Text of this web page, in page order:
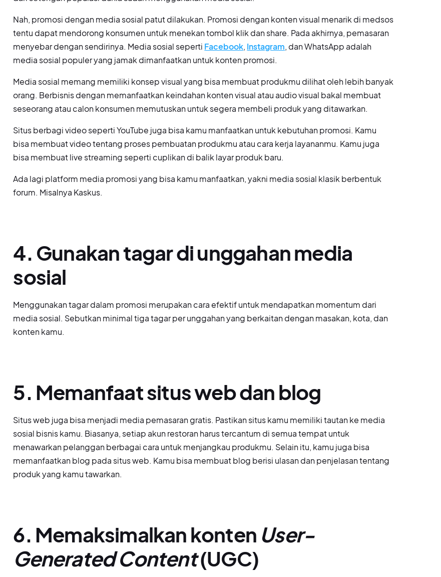
Nah, promosi dengan media sosial patut dilakukan. Promosi dengan konten visual menarik di medsos
tentu dapat mendorong konsumen untuk menekan tombol klik dan share. Pada akhirnya, pemasaran
menyebar dengan sendirinya. Media sosial seperti Facebook, Instagram, dan WhatsApp adalah
media sosial populer yang jamak dimanfaatkan untuk konten promosi.
Media sosial memang memiliki konsep visual yang bisa membuat produkmu dilihat oleh lebih banyak
orang. Berbisnis dengan memanfaatkan keindahan konten visual atau audio visual bakal membuat
seseorang atau calon konsumen memutuskan untuk segera membeli produk yang ditawarkan.
Situs berbagi video seperti YouTube juga bisa kamu manfaatkan untuk kebutuhan promosi. Kamu
bisa membuat video tentang proses pembuatan produkmu atau cara kerja layananmu. Kamu juga
bisa membuat live streaming seperti cuplikan di balik layar produk baru.
Ada lagi platform media promosi yang bisa kamu manfaatkan, yakni media sosial klasik berbentuk
forum. Misalnya Kaskus.
4. Gunakan tagar di unggahan media
sosial
Menggunakan tagar dalam promosi merupakan cara efektif untuk mendapatkan momentum dari
media sosial. Sebutkan minimal tiga tagar per unggahan yang berkaitan dengan masakan, kota, dan
konten kamu.
5. Memanfaat situs web dan blog
Situs web juga bisa menjadi media pemasaran gratis. Pastikan situs kamu memiliki tautan ke media
sosial bisnis kamu. Biasanya, setiap akun restoran harus tercantum di semua tempat untuk
menawarkan pelanggan berbagai cara untuk menjangkau produkmu. Selain itu, kamu juga bisa
memanfaatkan blog pada situs web. Kamu bisa membuat blog berisi ulasan dan penjelasan tentang
produk yang kamu tawarkan.
6. Memaksimalkan konten User-
Generated Content(UGC)